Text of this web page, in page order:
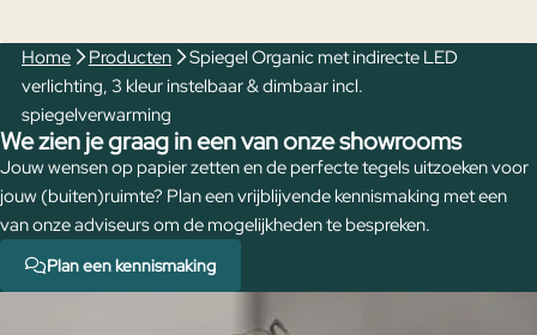
aantal
Home Producten
Spiegel Organic met indirecte LED
verlichting, 3 kleur instelbaar & dimbaar incl.
spiegelverwarming
We zien je graag in een van onze showrooms
Jouw wensen op papier zetten en de perfecte tegels uitzoeken voor
jouw (buiten)ruimte? Plan een vrijblijvende kennismaking met een
van onze adviseurs om de mogelijkheden te bespreken.
Plan een kennismaking